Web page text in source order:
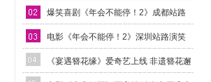
安妮海瑟薇直面恐龙围猎
爆笑喜剧《年会不能停！2》成都站路
演顺利举行 张若昀白客爆笑整活走心输出
电影《年会不能停！2》深圳站路演笑
声不断 主创解读分享更多幕后创作
《宴遇簪花缘》爱奇艺上线 非遗簪花邂